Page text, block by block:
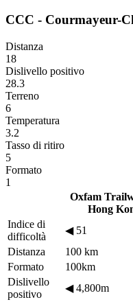
CCC - Courmayeur-
Distanza
18
Dislivello positivo
28.3
Terreno
6
Temperatura
3.2
Tasso di ritiro
5
Formato
1
Oxfam
Hong
Indice di
difficoltà
◀51
Distanza
100 km
Formato
100km
Dislivello
positivo
◀4,800m